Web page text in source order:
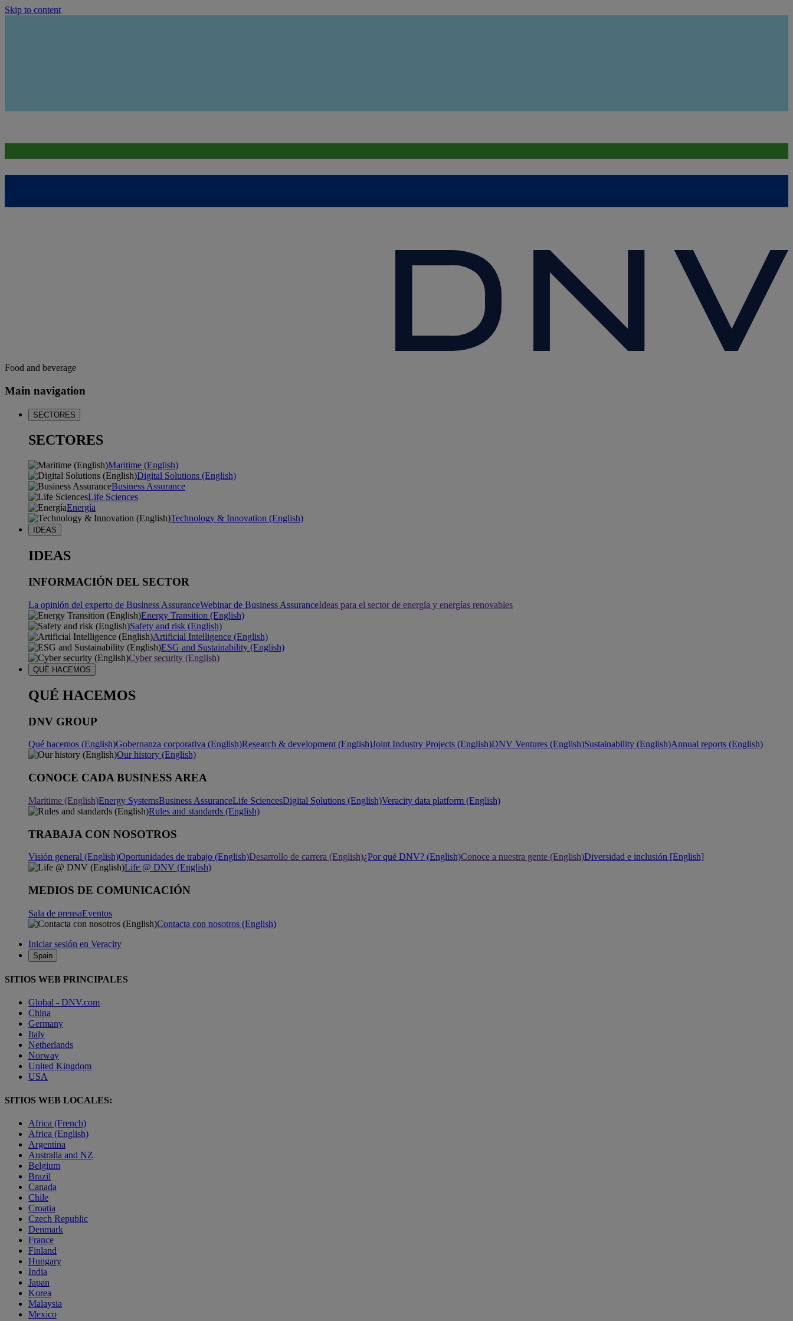
Skip to content
Food and beverage
Main navigation
SECTORES
SECTORES
Maritime (English)
Digital Solutions (English)
Business Assurance
Life Sciences
Energía
Technology & Innovation (English)
IDEAS
IDEAS
INFORMACIÓN DEL SECTOR
La opinión del experto de Business AssuranceWebinar de Business AssuranceIdeas para el sector de energía y energías renovables
Energy Transition (English)
Safety and risk (English)
Artificial Intelligence (English)
ESG and Sustainability (English)
Cyber security (English)
QUÉ HACEMOS
QUÉ HACEMOS
DNV GROUP
Qué hacemos (English)Gobernanza corporativa (English)Research & development (English)Joint Industry Projects (English)DNV Ventures (English)Sustainability (English)Annual reports (English)
Our history (English)
CONOCE CADA BUSINESS AREA
Maritime (English)Energy SystemsBusiness AssuranceLife SciencesDigital Solutions (English)Veracity data platform (English)
Rules and standards (English)
TRABAJA CON NOSOTROS
Visión general (English)Oportunidades de trabajo (English)Desarrollo de carrera (English)¿Por qué DNV? (English)Conoce a nuestra gente (English)Diversidad e inclusión [English]
Life @ DNV (English)
MEDIOS DE COMUNICACIÓN
Sala de prensaEventos
Contacta con nosotros (English)
Iniciar sesión en Veracity
Spain
SITIOS WEB PRINCIPALES
Global - DNV.com
China
Germany
Italy
Netherlands
Norway
United Kingdom
USA
SITIOS WEB LOCALES:
Africa (French)
Africa (English)
Argentina
Australia and NZ
Belgium
Brazil
Canada
Chile
Croatia
Czech Republic
Denmark
France
Finland
Hungary
India
Japan
Korea
Malaysia
Mexico